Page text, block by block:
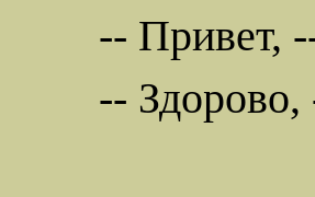
-- Привет,
-- Здорово,